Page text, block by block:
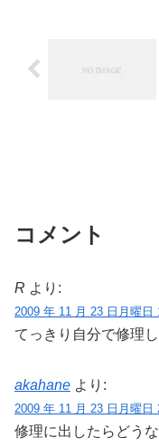
コメント
R より:
2009 年 11 月 23 日月曜日
てっきり自分で修理
akahane より:
2009 年 11 月 23 日月曜日
修理に出したらどう